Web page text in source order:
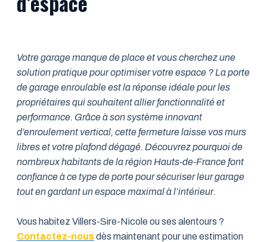
Votre garage manque de place et vous cherchez une
solution pratique pour optimiser votre espace ? La porte
de garage enroulable est la réponse idéale pour les
propriétaires qui souhaitent allier fonctionnalité et
performance. Grâce à son système innovant
d’enroulement vertical, cette fermeture laisse vos murs
libres et votre plafond dégagé. Découvrez pourquoi de
nombreux habitants de la région Hauts-de-France font
confiance à ce type de porte pour sécuriser leur garage
tout en gardant un espace maximal à l’intérieur.
Vous habitez Villers-Sire-Nicole ou ses alentours ?
Contactez-nousdès maintenant pour une estimation